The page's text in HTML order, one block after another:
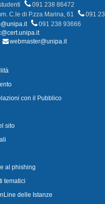
091 238 86472
C.le di P.zza Marina, 61
091
091 238 93666
webmaster@unipa.it
con il Pubblico
sito
al phishing
tematici
delle Istanze